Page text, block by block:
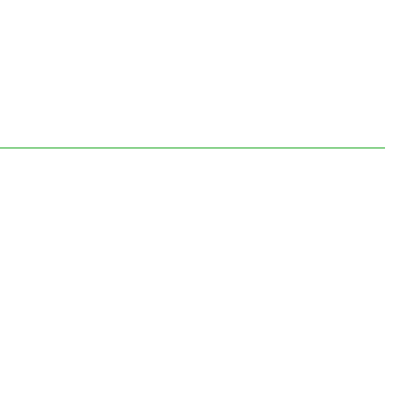
tai sugeba padaryti lamos?
ir neišvalytos karmos?
gautą užduotį prisidėti prie gyvenimo